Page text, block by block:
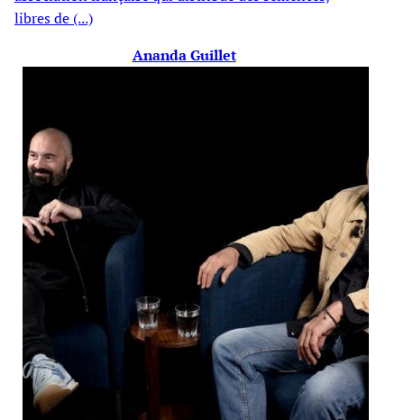
libres de (...)
Ananda Guillet